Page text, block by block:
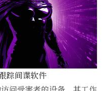
踪间谍软件